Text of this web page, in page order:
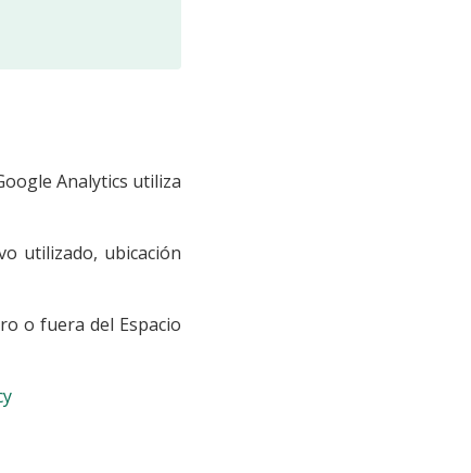
Analytics utiliza
utilizado, ubicación
o fuera del Espacio